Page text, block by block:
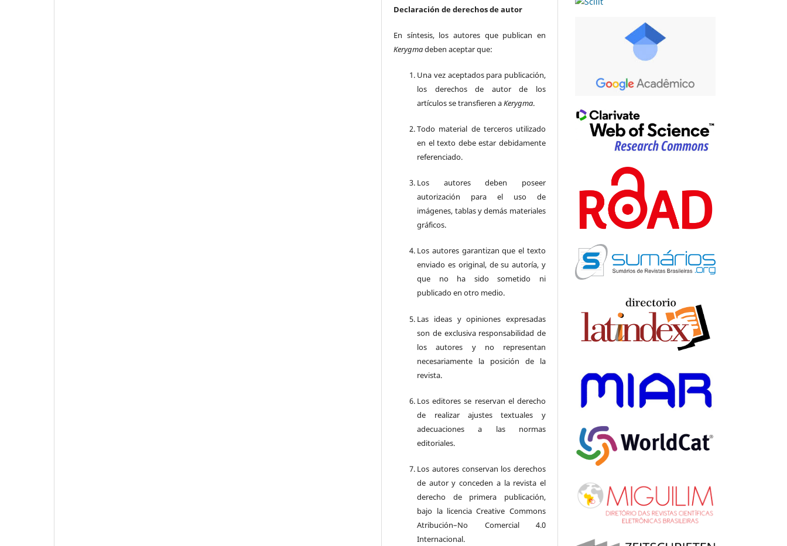
Declaración de derechos de autor
En síntesis, los autores que publican en
Kerygmadeben aceptar que:
Una vez aceptados para publicación,
los derechos de autor de los
artículos se transfieren aKerygma.
Todo material de terceros utilizado
en el texto debe estar debidamente
referenciado.
Los autores deben poseer
autorización para el uso de
imágenes, tablas y demás materiales
gráficos.
Los autores garantizan que el texto
enviado es original, de su autoría, y
que no ha sido sometido ni
publicado en otro medio.
Las ideas y opiniones expresadas
son de exclusiva responsabilidad de
los autores y no representan
necesariamente la posición de la
revista.
Los editores se reservan el derecho
de realizar ajustes textuales y
adecuaciones a las normas
editoriales.
Los autores conservan los derechos
de autor y conceden a la revista el
derecho de primera publicación,
bajo la licencia Creative Commons
Atribución–No Comercial 4.0
Internacional.